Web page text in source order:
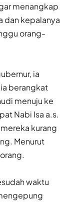
menangkap
dan kepalanya
orang-
ia
berangkat
menuju ke
Nabi Isa a.s.
kurang
Menurut
waktu